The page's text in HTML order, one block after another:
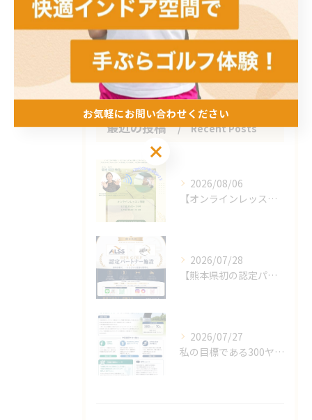
左右打席
手ぶら
ラウンド
最近の投稿 Recent Posts
2026/08/06
【オンラインレッスンのお知らせ】
2026/07/28
【熊本県初の認定パートナー施設となりました🎉】
2026/07/27
私の目標である300ヤード、70台、100メートル11秒代！
お気軽にお問い合わせください
お気軽にお問い合わせください